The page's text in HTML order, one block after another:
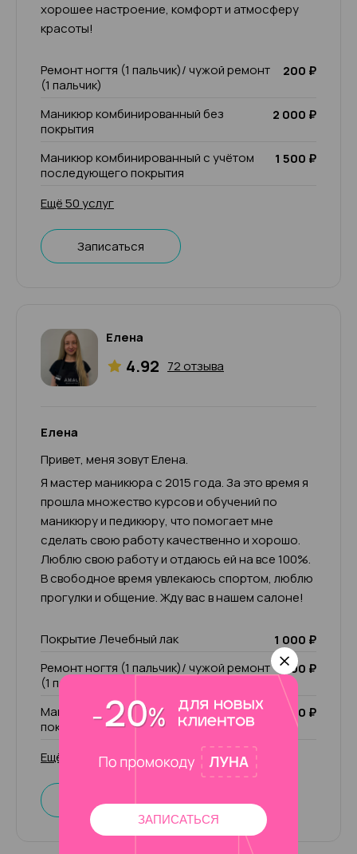
хорошее настроение, комфорт и атмосферу
красоты!
Ремонт ногтя (1 пальчик)/ чужой ремонт
(1 пальчик)
200 ₽
Маникюр комбинированный без
покрытия
2 000 ₽
Маникюр комбинированный с учётом
последующего покрытия
1 500 ₽
Ещё 50 услуг
Записаться
Елена
4.92 72 отзыва
Елена
Привет, меня зовут Елена.
Я мастер маникюра с 2015 года. За это время я
прошла множество курсов и обучений по
маникюру и педикюру, что помогает мне
сделать свою работу качественно и хорошо.
Люблю свою работу и отдаюсь ей на все 100%.
В свободное время увлекаюсь спортом, люблю
прогулки и общение. Жду вас в нашем салоне!
Покрытие Лечебный лак
1 000 ₽
Ремонт ногтя (1 пальчик)/ чужой ремонт
(1 пальчик)
200 ₽
Маникюр комбинированный без
покрытия
2 000 ₽
Ещё 31 услуга
Записаться
ЗАПИСАТЬСЯ